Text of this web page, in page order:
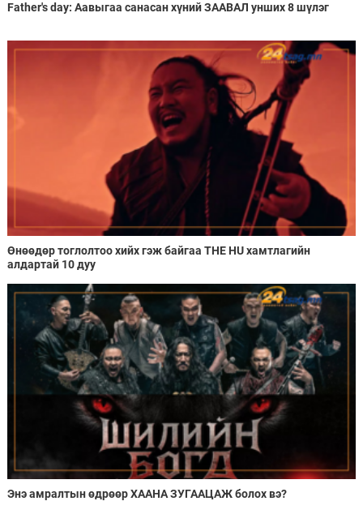
Father's day: Аавыгаа санасан хүний ЗААВАЛ унших 8 шүлэг
Өнөөдөр тоглолтоо хийх гэж байгаа THE HU хамтлагийн
алдартай 10 дуу
Энэ амралтын өдрөөр ХААНА ЗУГААЦАЖ болох вэ?